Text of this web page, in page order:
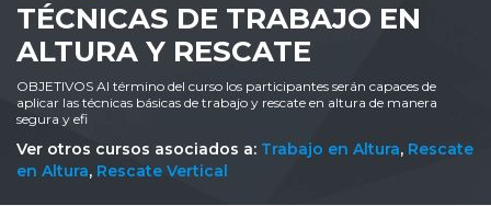
TÉCNICAS DE TRABAJO EN
ALTURA Y RESCATE
OBJETIVOS Al término del curso los participantes serán capaces de
aplicar las técnicas básicas de trabajo y rescate en altura de manera
segura y efi
Ver otros cursos asociados a: Trabajo en Altura, Rescate
en Altura, Rescate Vertical